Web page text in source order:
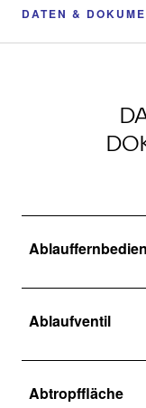
DATEN &
Ablaufventil
Abtropffläche